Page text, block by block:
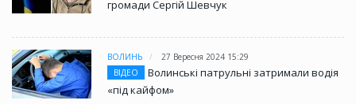
громади Сергій Шевчук
ВОЛИНЬ
27 Вересня 2024 15:29
ВІДЕО
Волинські патрульні затримали водія
«під кайфом»